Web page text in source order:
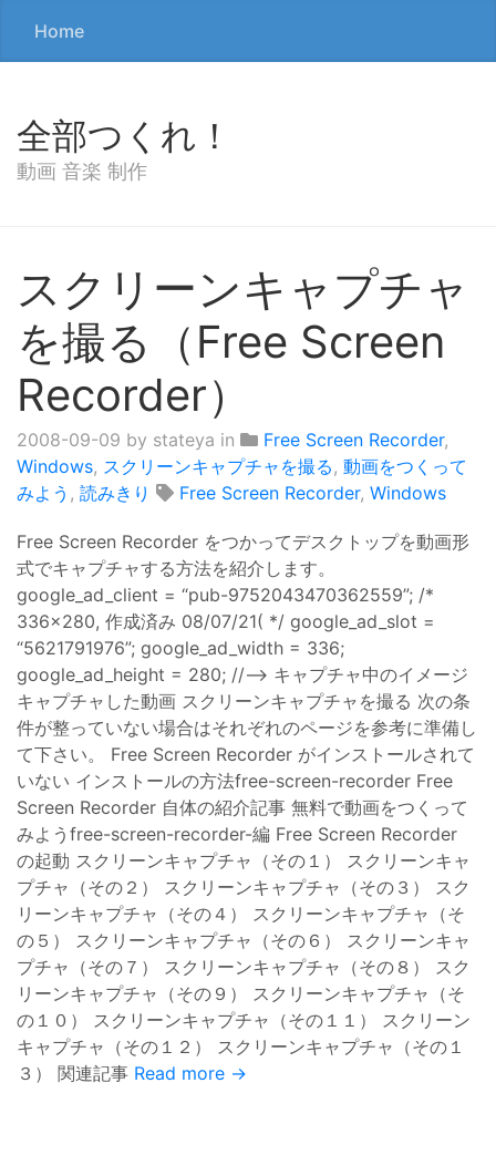
Home
全部つくれ！
動画 音楽 制作
スクリーンキャプチャ
を撮る（Free Screen
Recorder）
2008-09-09 by stateya in Free Screen Recorder,
Windows, スクリーンキャプチャを撮る, 動画をつくって
みよう , 読みきり Free Screen Recorder, Windows
Free Screen Recorder をつかってデスクトップを動画形
式でキャプチャする方法を紹介します。
google_ad_client = “pub-9752043470362559”; /*
336x280, 作成済み 08/07/21( */ google_ad_slot =
“5621791976”; google_ad_width = 336;
google_ad_height = 280; //–> キャプチャ中のイメージ
キャプチャした動画 スクリーンキャプチャを撮る 次の条
件が整っていない場合はそれぞれのページを参考に準備し
て下さい。 Free Screen Recorder がインストールされて
いない インストールの方法free-screen-recorder Free
Screen Recorder 自体の紹介記事 無料で動画をつくって
みようfree-screen-recorder-編 Free Screen Recorder
の起動 スクリーンキャプチャ（その１） スクリーンキャ
プチャ（その２） スクリーンキャプチャ（その３） スク
リーンキャプチャ（その４） スクリーンキャプチャ（そ
の５） スクリーンキャプチャ（その６） スクリーンキャ
プチャ（その７） スクリーンキャプチャ（その８） スク
リーンキャプチャ（その９） スクリーンキャプチャ（そ
の１０） スクリーンキャプチャ（その１１） スクリーン
キャプチャ（その１２） スクリーンキャプチャ（その１
３） 関連記事 Read more →